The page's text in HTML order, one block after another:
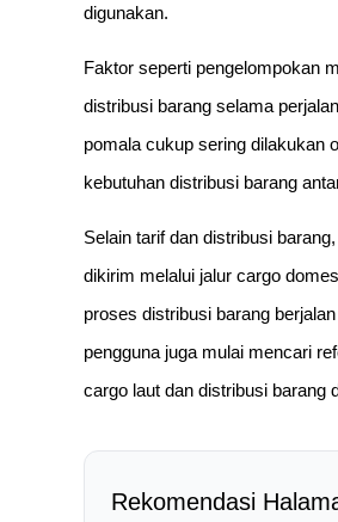
digunakan.
Faktor seperti pengelompokan
distribusi barang selama
pomala cukup sering dilakukan
kebutuhan distribusi barang
Selain tarif dan distribusi
dikirim melalui jalur cargo
proses distribusi barang
pengguna juga mulai mencari
cargo laut dan distribusi barang
Rekomendasi